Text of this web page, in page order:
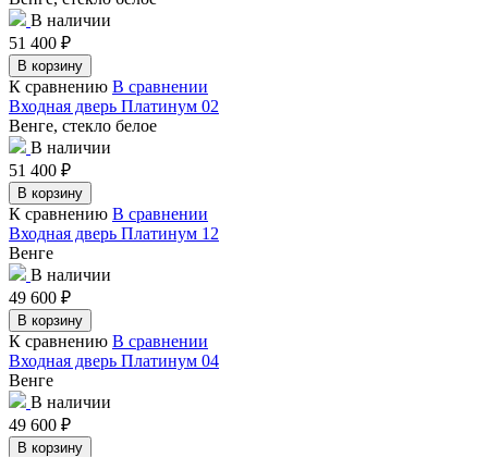
В наличии
51 400 ₽
В корзину
К сравнению В сравнении
Входная дверь Платинум 02
Венге, стекло белое
В наличии
51 400 ₽
В корзину
К сравнению В сравнении
Входная дверь Платинум 12
Венге
В наличии
49 600 ₽
В корзину
К сравнению В сравнении
Входная дверь Платинум 04
Венге
В наличии
49 600 ₽
В корзину